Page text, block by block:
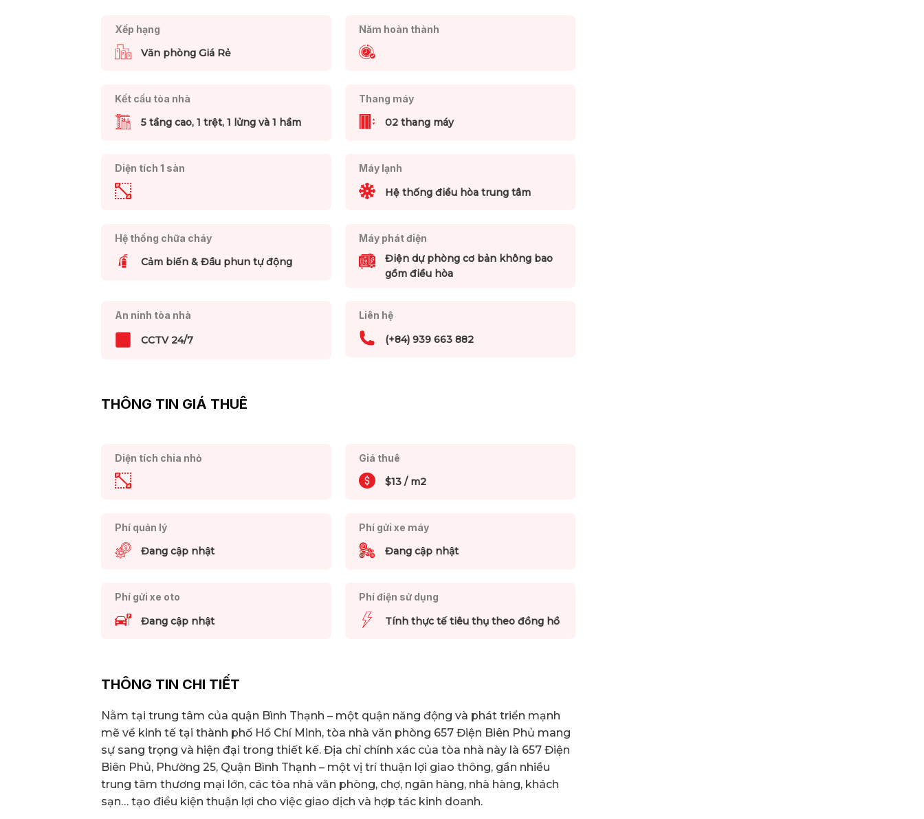
Xếp hạng
Văn phòng Giá Rẻ
Năm hoàn thành
Kết cấu tòa nhà
5 tầng cao, 1 trệt, 1 lửng và 1 hầm
Thang máy
02 thang máy
Diện tích 1 sàn Máy lạnh
Hệ thống điều hòa trung tâm
Hệ thống chữa cháy
Cảm biến & Đầu phun tự động
Máy phát điện
Điện dự phòng cơ bản không bao
gồm điều hòa
An ninh tòa nhà
CCTV 24/7
Liên hệ
(+84) 939 663 882
THÔNG TIN GIÁ THUÊ
Diện tích chia nhỏ Giá thuê
$13 / m2
Phí quản lý
Đang cập nhật
Phí gửi xe máy
Đang cập nhật
Phí gửi xe oto
Đang cập nhật
Phí điện sử dụng
Tính thực tế tiêu thụ theo đồng hồ
THÔNG TIN CHI TIẾT
Nằm tại trung tâm của quận Bình Thạnh – một quận năng động và phát triển mạnh
mẽ về kinh tế tại thành phố Hồ Chí Minh, tòa nhà văn phòng 657 Điện Biên Phủ mang
sự sang trọng và hiện đại trong thiết kế. Địa chỉ chính xác của tòa nhà này là 657 Điện
Biên Phủ, Phường 25, Quận Bình Thạnh – một vị trí thuận lợi giao thông, gần nhiều
trung tâm thương mại lớn, các tòa nhà văn phòng, chợ, ngân hàng, nhà hàng, khách
sạn… tạo điều kiện thuận lợi cho việc giao dịch và hợp tác kinh doanh.